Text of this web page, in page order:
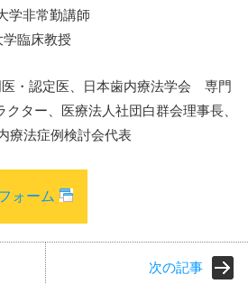
常勤講師
臨床教授
・認定医、日本歯内療法学会 専門
ター、医療法人社団白群会理事長、
療法症例検討会代表
ォーム
次の記事